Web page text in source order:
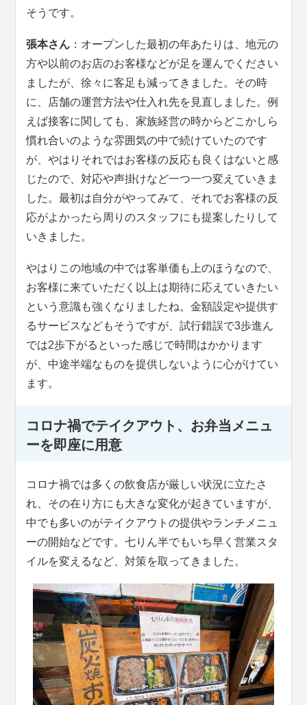
そうです。
張本さん ：オープンした最初の年あたりは、地元の
方や以前のお店のお客様などが足を運んでください
ましたが、徐々に客足も減ってきました。その時
に、店舗の運営方法や仕入れ先を見直しました。例
えば接客に関しても、家族経営の時からどこかしら
慣れ合いのような雰囲気の中で続けていたのです
が、やはりそれではお客様の反応も良くはないと感
じたので、対応や声掛けなど一つ一つ変えていきま
した。最初は自分がやってみて、それでお客様の反
応がよかったら周りのスタッフにも提案したりして
いきました。
やはりこの地域の中では客単価も上のほうなので、
お客様に来ていただく以上は期待に応えていきたい
という意識も強くなりましたね。金額設定や提供す
るサービスなどもそうですが、試行錯誤で3歩進ん
では2歩下がるといった感じで時間はかかります
が、中途半端なものを提供しないように心がけてい
ます。
コロナ禍でテイクアウト、お弁当メニュ
ーを即座に用意
コロナ禍では多くの飲食店が厳しい状況に立たさ
れ、その在り方にも大きな変化が起きていますが、
中でも多いのがテイクアウトの提供やランチメニュ
ーの開始などです。七りん半でもいち早く営業スタ
イルを変えるなど、対策を取ってきました。